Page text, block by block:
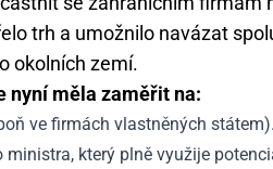
trh a umožnilo navázat
okolních zemí.
nyní měla zaměřit na:
ve firmách vlastněných státem).
který plně využije